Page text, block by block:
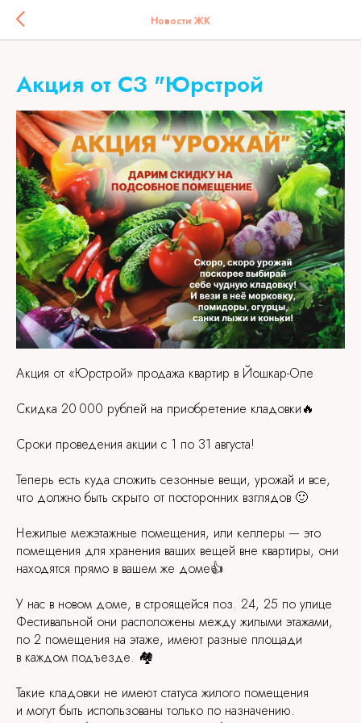
Новости ЖК
Акция от СЗ "Юрстрой
Акция от «Юрстрой» продажа квартир в Йошкар-Оле
Скидка 20 000 рублей на приобретение кладовки🔥
Сроки проведения акции с 1 по 31 августа!
Теперь есть куда сложить сезонные вещи, урожай и все,
что должно быть скрыто от посторонних взглядов 🙂
Нежилые межэтажные помещения, или келлеры — это
помещения для хранения ваших вещей вне квартиры, они
находятся прямо в вашем же доме👍
У нас в новом доме, в строящейся поз. 24, 25 по улице
Фестивальной они расположены между жилыми этажами,
по 2 помещения на этаже, имеют разные площади
в каждом подъезде. 🏘️
Такие кладовки не имеют статуса жилого помещения
и могут быть использованы только по назначению.